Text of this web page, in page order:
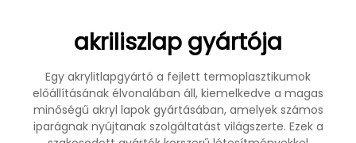
akriliszlap gyártója
Egy akrylitlapgyártó a fejlett termoplasztikumok
előállításának élvonalában áll, kiemelkedve a magas
minőségű akryl lapok gyártásában, amelyek számos
iparágnak nyújtanak szolgáltatást világszerte. Ezek a